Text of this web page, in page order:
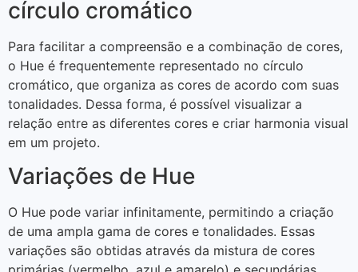
círculo cromático
Para facilitar a compreensão e a combinação de cores,
o Hue é frequentemente representado no círculo
cromático, que organiza as cores de acordo com suas
tonalidades. Dessa forma, é possível visualizar a
relação entre as diferentes cores e criar harmonia visual
em um projeto.
Variações de Hue
O Hue pode variar infinitamente, permitindo a criação
de uma ampla gama de cores e tonalidades. Essas
variações são obtidas através da mistura de cores